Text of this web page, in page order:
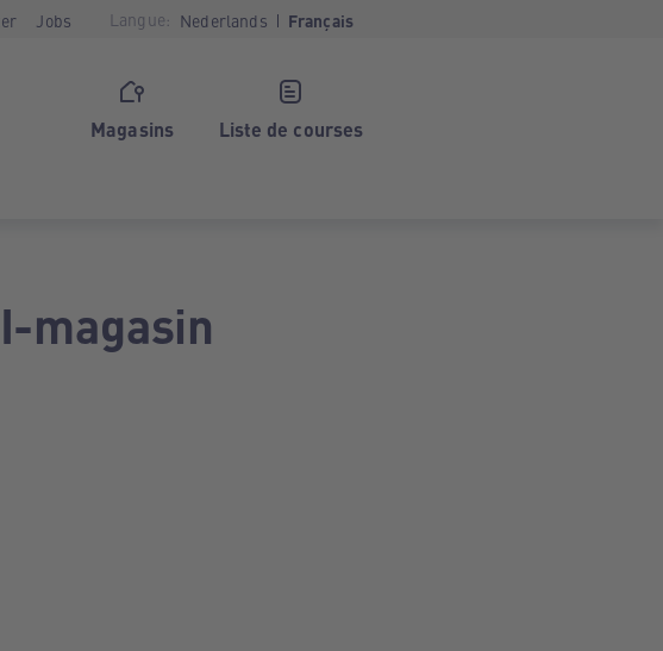
Jobs Langue: Nederlands Français
Magasins Liste de courses
magasin